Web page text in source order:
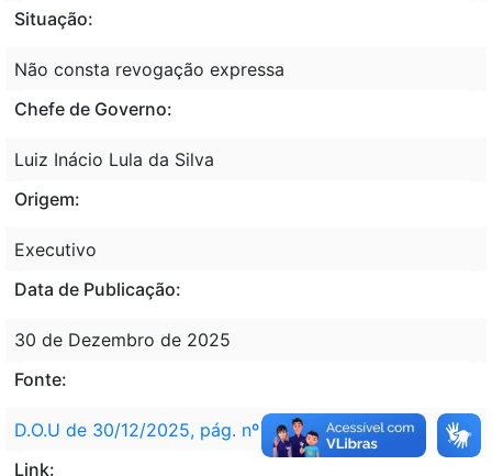
Situação:
Não consta revogação expressa
Chefe de Governo:
Luiz Inácio Lula da Silva
Origem:
Executivo
Data de Publicação:
30 de Dezembro de 2025
Fonte:
D.O.U de 30/12/2025, pág. nº 17
Link: